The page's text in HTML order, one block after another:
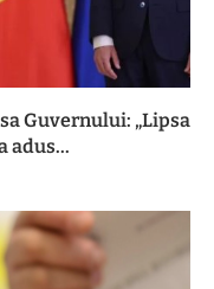
Guvernului: „Lipsa
adus...